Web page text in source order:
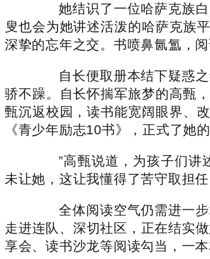
她结识了一位哈萨克族白
叟也会为她讲述活泼的哈萨克族
深挚的忘年之交。书喷鼻氤氲，阅
自长便取册本结下疑惑之
骄不躁。自长怀揣军旅梦的高甄
甄沉返校园，读书能宽阔眼界、
《青少年励志10书》，正式了她
”高甄说道，为孩子们讲述
未让她，这让我懂得了苦守取担
全体阅读空气仍需进一步
走进连队、深切社区，正在结实
享会、读书沙龙等阅读勾当，一